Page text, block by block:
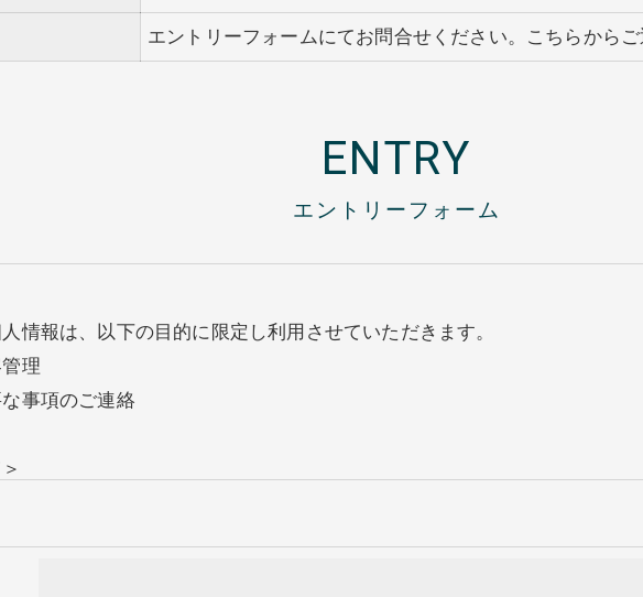
エントリーフォームにてお問合せください。こちらからご
エントリーフォーム
ENTRY
情報は、以下の目的に限定し利用させていただきます。
理
事項のご連絡